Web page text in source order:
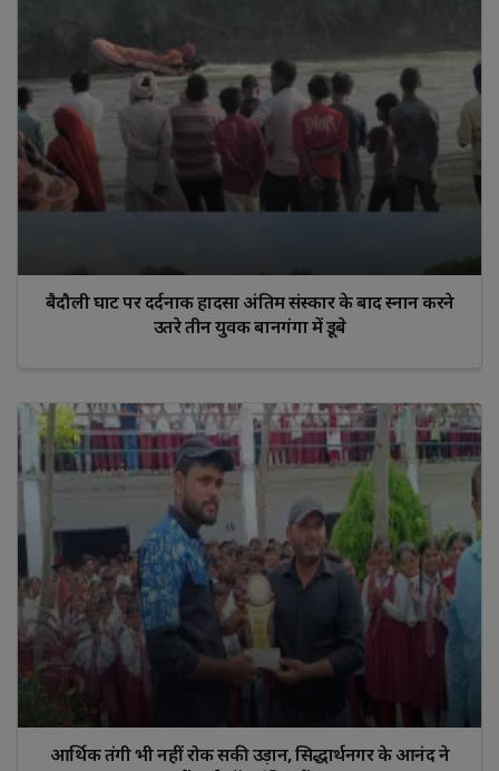
बैदौली घाट पर दर्दनाक हादसा अंतिम संस्कार के बाद स्नान करने
उतरे तीन युवक बानगंगा में डूबे
आर्थिक तंगी भी नहीं रोक सकी उड़ान, सिद्धार्थनगर के आनंद ने